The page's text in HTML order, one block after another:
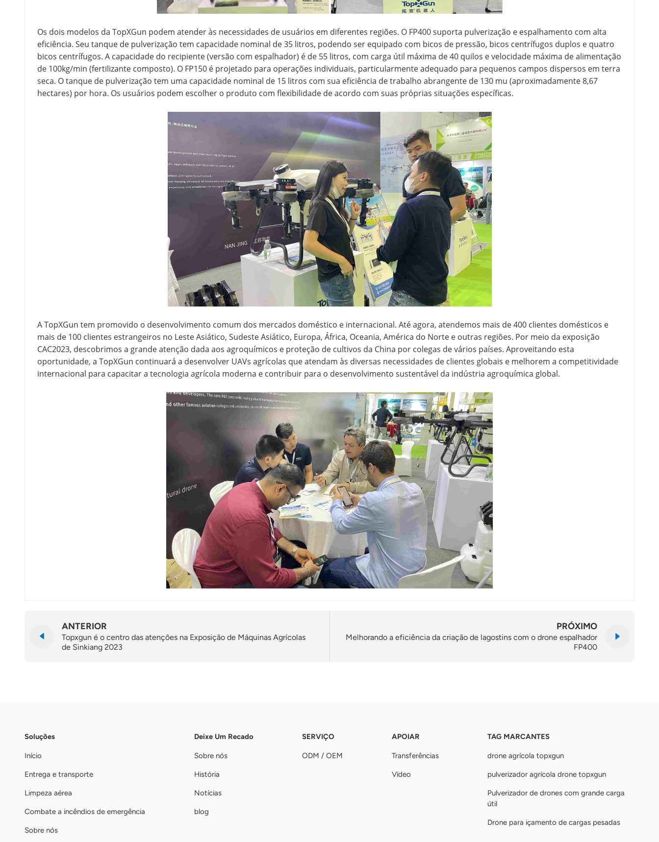
Os dois modelos da TopXGun podem atender às necessidades de usuários em diferentes regiões. O FP400 suporta pulverização e espalhamento com alta
eficiência. Seu tanque de pulverização tem capacidade nominal de 35 litros, podendo ser equipado com bicos de pressão, bicos centrífugos duplos e quatro
bicos centrífugos. A capacidade do recipiente (versão com espalhador) é de 55 litros, com carga útil máxima de 40 quilos e velocidade máxima de alimentação
de 100kg/min (fertilizante composto). O FP150 é projetado para operações individuais, particularmente adequado para pequenos campos dispersos em terra
seca. O tanque de pulverização tem uma capacidade nominal de 15 litros com sua eficiência de trabalho abrangente de 130 mu (aproximadamente 8,67
hectares) por hora. Os usuários podem escolher o produto com flexibilidade de acordo com suas próprias situações específicas.
A TopXGun tem promovido o desenvolvimento comum dos mercados doméstico e internacional. Até agora, atendemos mais de 400 clientes domésticos e
mais de 100 clientes estrangeiros no Leste Asiático, Sudeste Asiático, Europa, África, Oceania, América do Norte e outras regiões. Por meio da exposição
CAC2023, descobrimos a grande atenção dada aos agroquímicos e proteção de cultivos da China por colegas de vários países. Aproveitando esta
oportunidade, a TopXGun continuará a desenvolver UAVs agrícolas que atendam às diversas necessidades de clientes globais e melhorem a competitividade
internacional para capacitar a tecnologia agrícola moderna e contribuir para o desenvolvimento sustentável da indústria agroquímica global.
ANTERIOR
Topxgun é o centro das atenções na Exposição de Máquinas Agrícolas
de Sinkiang 2023
PRÓXIMO
Melhorando a eficiência da criação de lagostins com o drone espalhador
FP400
Soluções
Início
Entrega e transporte
Limpeza aérea
Combate a incêndios de emergência
Sobre nós
Deixe Um Recado
Sobre nós
História
Notícias
blog
SERVIÇO
ODM / OEM
APOIAR
Transferências
Vídeo
TAG MARCANTES
drone agrícola topxgun
pulverizador agrícola drone topxgun
Pulverizador de drones com grande carga
útil
Drone para içamento de cargas pesadas